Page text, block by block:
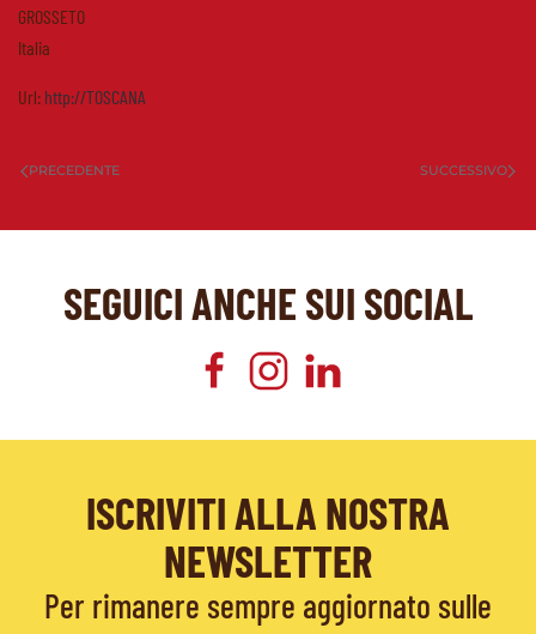
GROSSETO
Italia
Url: http://TOSCANA
PRECEDENTE SUCCESSIVO
SEGUICI ANCHE SUI SOCIAL
ISCRIVITI ALLA NOSTRA
NEWSLETTER
Per rimanere sempre aggiornato sulle